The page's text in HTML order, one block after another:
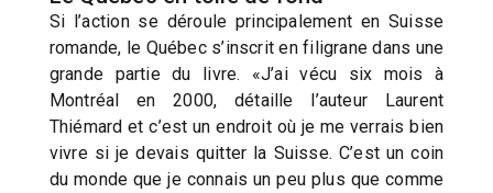
Si l’action se déroule principalement en Suisse
romande, le Québec s’inscrit en filigrane dans une
grande partie du livre. «J’ai vécu six mois à
Montréal en 2000, détaille l’auteur Laurent
Thiémard et c’est un endroit où je me verrais bien
vivre si je devais quitter la Suisse. C’est un coin
du monde que je connais un peu plus que comme